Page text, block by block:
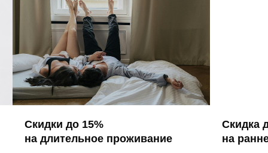
Скидки до 15%
на длительное проживание
Скидка
на
В Петербург приезжают
снова. И к нам — тоже!
Честные слова гостей, которые нам доверились